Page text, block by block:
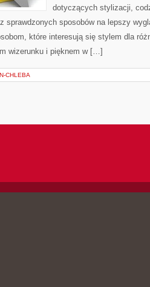
dotyczących stylizacji,
sprawdzonych sposobów na lepszy
które interesują się stylem dla
wizerunku i pięknem w […]
CHLEBA